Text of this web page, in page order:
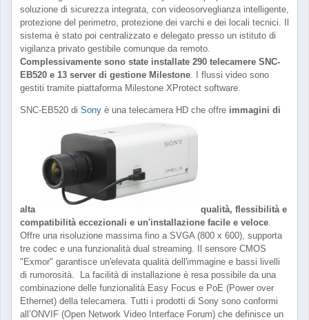
soluzione di sicurezza integrata, con videosorveglianza intelligente,
protezione del perimetro, protezione dei varchi e dei locali tecnici. Il
sistema è stato poi centralizzato e delegato presso un istituto di
vigilanza privato gestibile comunque da remoto.
Complessivamente sono state installate 290 telecamere SNC-
EB520 e 13 server di gestione Milestone. I flussi video sono
gestiti tramite piattaforma Milestone XProtect software.
SNC-EB520 di Sony è una telecamera HD che offre immagini di
alta
qualità, flessibilità e
compatibilità eccezionali e un'installazione facile e veloce.
Offre una risoluzione massima fino a SVGA (800 x 600), supporta
tre codec e una funzionalità dual streaming. Il sensore CMOS
"Exmor" garantisce un'elevata qualità dell'immagine e bassi livelli
di rumorosità. La facilità di installazione è resa possibile da una
combinazione delle funzionalità Easy Focus e PoE (Power over
Ethernet) della telecamera. Tutti i prodotti di Sony sono conformi
all’ONVIF (Open Network Video Interface Forum) che definisce un